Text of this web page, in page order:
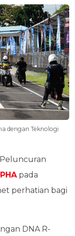
dengan Teknologi
Peluncuran
pada
perhatian bagi
DNA R-